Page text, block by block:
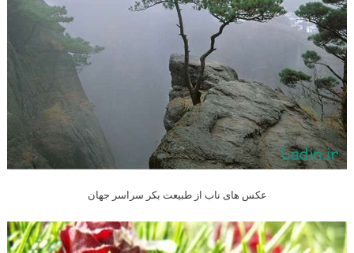
عکس های ناب از طبیعت بکر سراسر جهان